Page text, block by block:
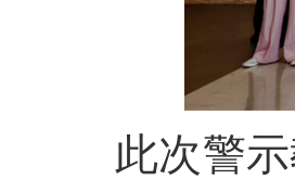
此次警